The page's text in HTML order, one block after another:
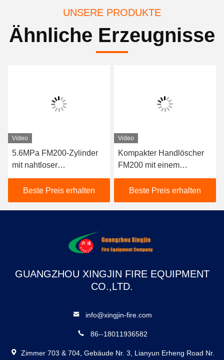
UNSERE PRODUKTE
Ähnliche Erzeugnisse
Video
5.6MPa FM200-Zylinder
mit nahtloser
Stahlkonstruktion zur
Brandbekämpfung mit
schneller Entladung
Beste Preis erhalten
Video
Kompakter Handlöscher
FM200 mit einem
Füllvolumen von 4 kg und
einer Entladungszeit von
≤ 10 Sekunden für die
schnelle
Reinigungsmittel
Beste Preis erhalten
GUANGZHOU XINGJIN FIRE EQUIPMENT
CO.,LTD.
info@xingjin-fire.com
86--18011936582
Zimmer 703 & 704, Gebäude Nr. 3, Lianyun Erheng Road Nr.